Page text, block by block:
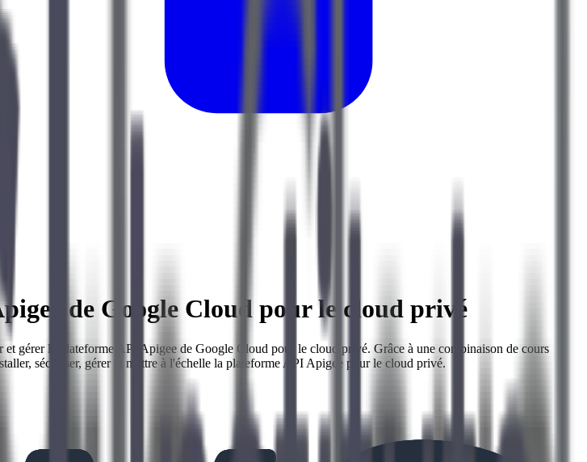
de Google Cloud pour le cloud privé
gérer la plateforme API Apigee de Google Cloud pour le cloud privé. Grâce à une combinaison de cours
sécuriser, gérer et mettre à l'échelle la plateforme API Apigee pour le cloud privé.